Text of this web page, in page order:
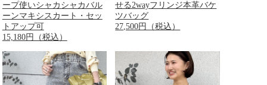
ープ使いシャカシャカバル
ーンマキシスカート・セッ
トアップ可
15,180円（税込）
せる2wayフリンジ本革バケ
ツバッグ
27,500円（税込）